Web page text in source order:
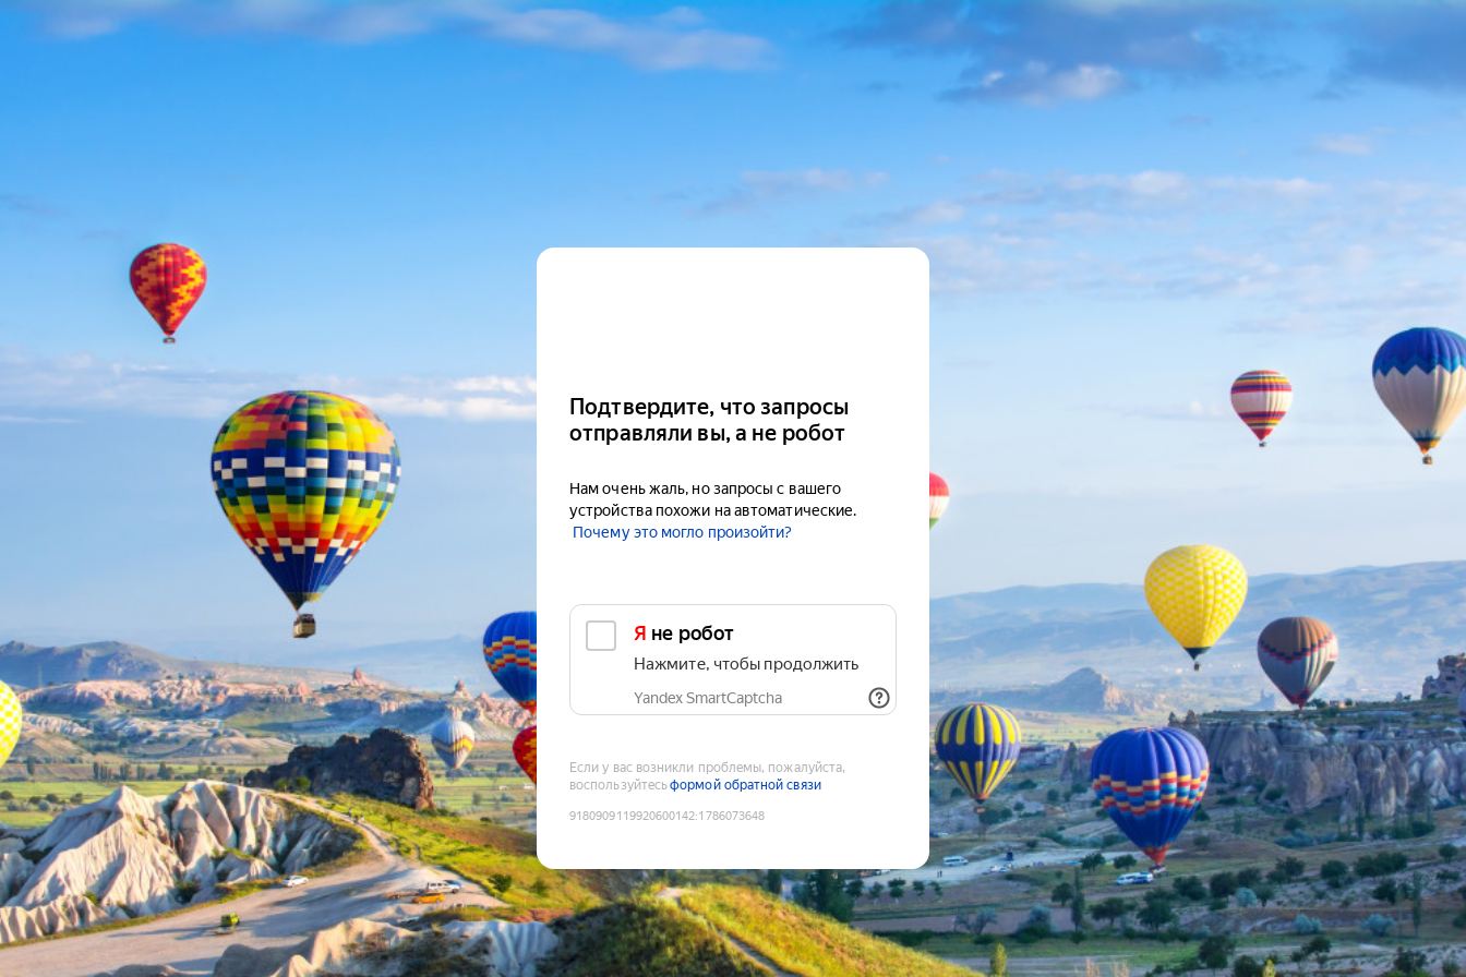
Подтвердите, что запросы
отправляли вы, а не робот
Нам очень жаль, но запросы с вашего
устройства похожи на автоматические.
Почему это могло произойти?
Я не робот
Нажмите, чтобы продолжить
Yandex SmartCaptcha
Если у вас возникли проблемы, пожалуйста,
воспользуйтесьформой обратной связи
9180909119920600142:1786073648